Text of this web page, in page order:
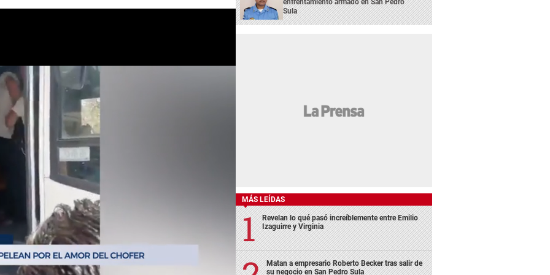
Sula
MÁS LEÍDAS
Revelan lo qué pasó increíblemente entre Emilio
Izaguirre y Virginia
Matan a empresario Roberto Becker tras salir de
su negocio en San Pedro Sula